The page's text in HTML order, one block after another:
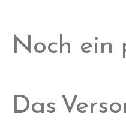
Noch ein
Das